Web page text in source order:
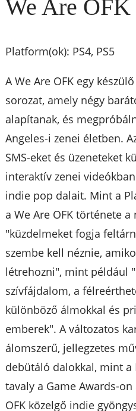
We Are OFK
Platform(ok): PS4, PS5
A We Are OFK egy
sorozat, amely négy
alapítanak, és
Angeles-i zenei életben.
SMS-eket és üzeneteket
interaktív zenei
indie pop dalait. Mint a
a We Are OFK története
"küzdelmeket fogja
szembe kell néznie,
létrehozni", mint például
szívfájdalom, a
különböző álmokkal és
emberek". A változatos
álomszerű, jellegzetes
debütáló dalokkal, mint
tavaly a Game Awards-
OFK közelgő indie